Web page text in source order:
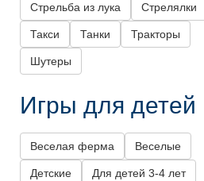
Стрельба из лука Стрелялки
Такси Танки Тракторы
Шутеры
Игры для детей
Веселая ферма Веселые
Детские Для детей 3-4 лет